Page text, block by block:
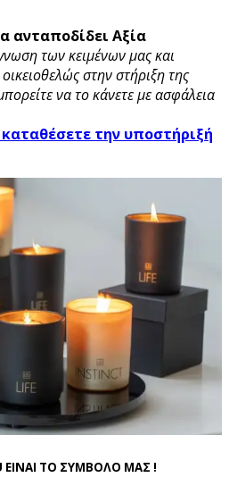
ανταποδίδει Αξία
των κειμένων μας και
στην στήριξη της
να το κάνετε με ασφάλεια
την υποστήριξή
ΕΙΝΑΙ ΤΟ ΣΥΜΒΟΛΟ ΜΑΣ !